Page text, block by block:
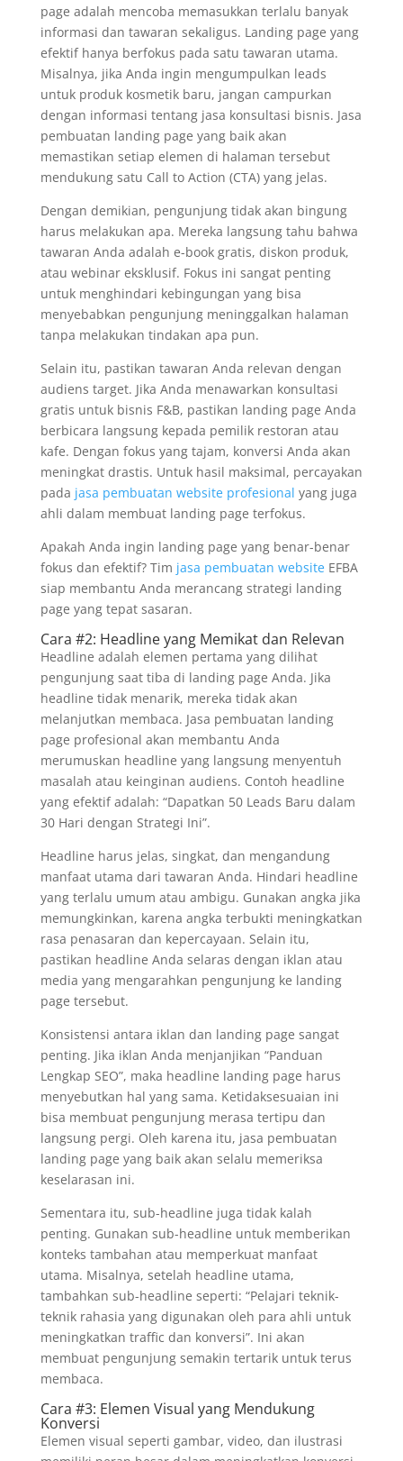
page adalah mencoba memasukkan terlalu banyak
informasi dan tawaran sekaligus. Landing page yang
efektif hanya berfokus pada satu tawaran utama.
Misalnya, jika Anda ingin mengumpulkan leads
untuk produk kosmetik baru, jangan campurkan
dengan informasi tentang jasa konsultasi bisnis. Jasa
pembuatan landing page yang baik akan
memastikan setiap elemen di halaman tersebut
mendukung satu Call to Action (CTA) yang jelas.
Dengan demikian, pengunjung tidak akan bingung
harus melakukan apa. Mereka langsung tahu bahwa
tawaran Anda adalah e-book gratis, diskon produk,
atau webinar eksklusif. Fokus ini sangat penting
untuk menghindari kebingungan yang bisa
menyebabkan pengunjung meninggalkan halaman
tanpa melakukan tindakan apa pun.
Selain itu, pastikan tawaran Anda relevan dengan
audiens target. Jika Anda menawarkan konsultasi
gratis untuk bisnis F&B, pastikan landing page Anda
berbicara langsung kepada pemilik restoran atau
kafe. Dengan fokus yang tajam, konversi Anda akan
meningkat drastis. Untuk hasil maksimal, percayakan
pada jasa pembuatan website profesional yang juga
ahli dalam membuat landing page terfokus.
Apakah Anda ingin landing page yang benar-benar
fokus dan efektif? Tim jasa pembuatan websiteEFBA
siap membantu Anda merancang strategi landing
page yang tepat sasaran.
Cara #2: Headline yang Memikat dan Relevan
Headline adalah elemen pertama yang dilihat
pengunjung saat tiba di landing page Anda. Jika
headline tidak menarik, mereka tidak akan
melanjutkan membaca. Jasa pembuatan landing
page profesional akan membantu Anda
merumuskan headline yang langsung menyentuh
masalah atau keinginan audiens. Contoh headline
yang efektif adalah: “Dapatkan 50 Leads Baru dalam
30 Hari dengan Strategi Ini”.
Headline harus jelas, singkat, dan mengandung
manfaat utama dari tawaran Anda. Hindari headline
yang terlalu umum atau ambigu. Gunakan angka jika
memungkinkan, karena angka terbukti meningkatkan
rasa penasaran dan kepercayaan. Selain itu,
pastikan headline Anda selaras dengan iklan atau
media yang mengarahkan pengunjung ke landing
page tersebut.
Konsistensi antara iklan dan landing page sangat
penting. Jika iklan Anda menjanjikan “Panduan
Lengkap SEO”, maka headline landing page harus
menyebutkan hal yang sama. Ketidaksesuaian ini
bisa membuat pengunjung merasa tertipu dan
langsung pergi. Oleh karena itu, jasa pembuatan
landing page yang baik akan selalu memeriksa
keselarasan ini.
Sementara itu, sub-headline juga tidak kalah
penting. Gunakan sub-headline untuk memberikan
konteks tambahan atau memperkuat manfaat
utama. Misalnya, setelah headline utama,
tambahkan sub-headline seperti: “Pelajari teknik-
teknik rahasia yang digunakan oleh para ahli untuk
meningkatkan traffic dan konversi”. Ini akan
membuat pengunjung semakin tertarik untuk terus
membaca.
Cara #3: Elemen Visual yang Mendukung
Konversi
Elemen visual seperti gambar, video, dan ilustrasi